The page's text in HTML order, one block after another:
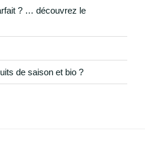
? … découvrez le
de saison et bio ?